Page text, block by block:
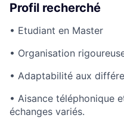
Profil recherché
• Etudiant en Master
• Organisation
• Adaptabilité aux
• Aisance téléphonique
échanges variés.